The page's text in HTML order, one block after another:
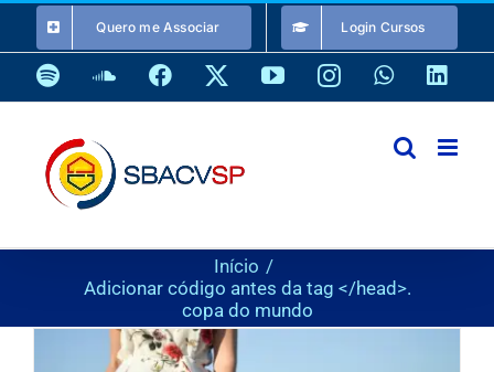
o
conteúdo
Quero me Associar Login Cursos
SpotifySoundCloud
Facebook YouTubeInstagramWhatsApp
Início
Adicionar código antes da tag </head>.
copa do mundo